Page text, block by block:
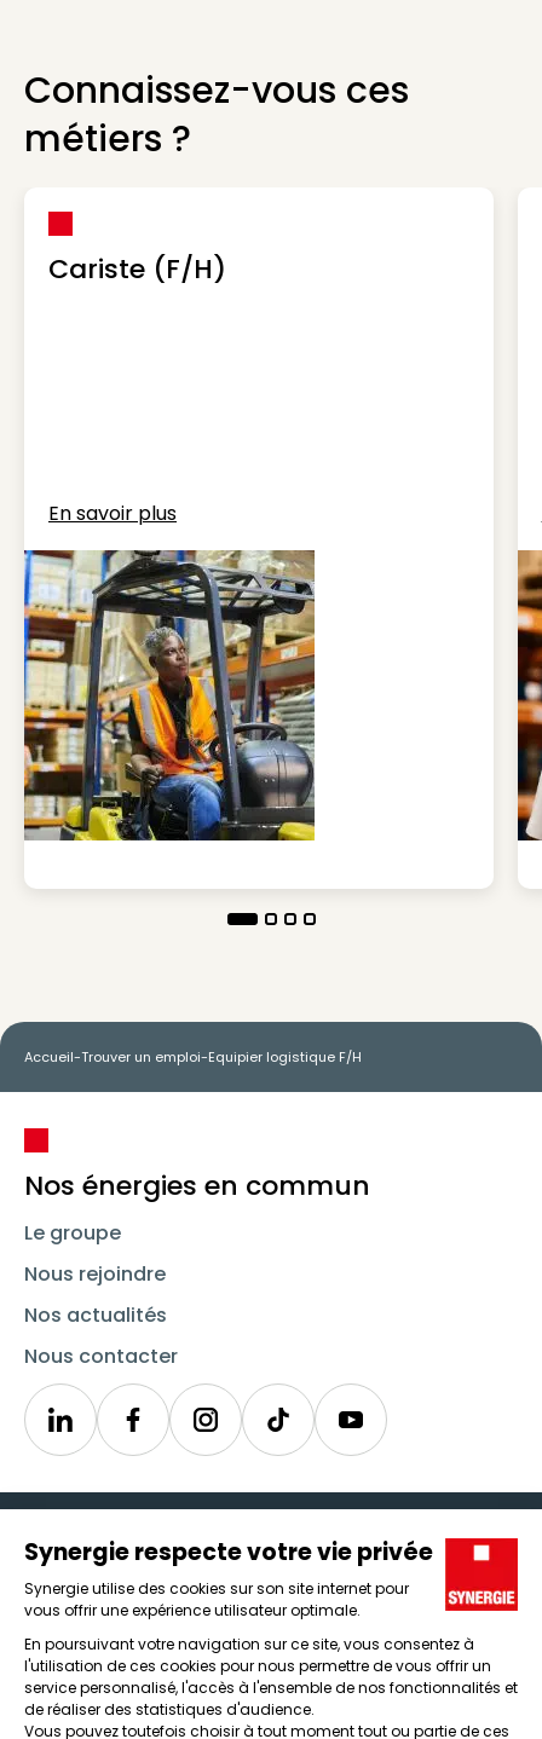
Connaissez-vous ces
métiers ?
Cariste (F/H)
En savoir plus
Accueil-Trouver un emploi-Equipier logistique F/H
Nos énergies en commun
Le groupe
Nous rejoindre
Nos actualités
Nous contacter
LinkedinSynergieInstagramTikTok Youtube
Icône d'illustration
Candidats
Entreprises
Icône d'illustration
Nos agences
Icône d'illustration
Conditions générales d'utilisation et mentions légales